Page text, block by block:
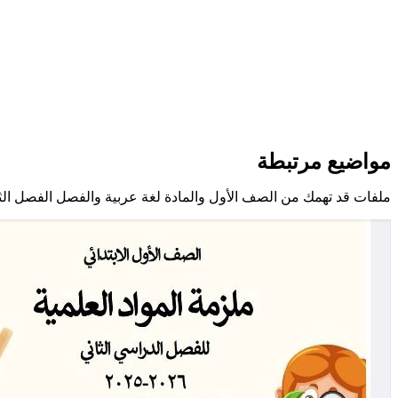
مواضيع مرتبطة
ملفات قد تهمك من الصف الأول والمادة لغة عربية والفصل الفصل